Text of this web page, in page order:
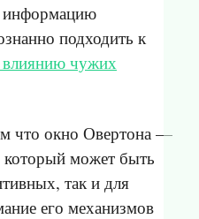
информацию
подходить к
влиянию чужих
что окно Овертона —
может быть
так и для
его механизмов